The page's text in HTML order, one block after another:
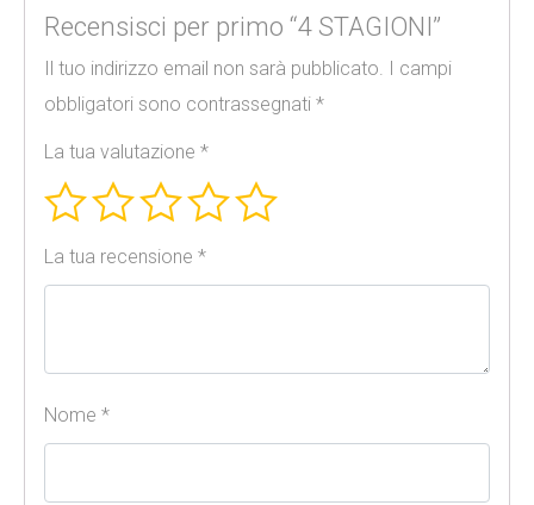
Recensisci per primo “4 STAGIONI”
Il tuo indirizzo email non sarà pubblicato.
I campi
obbligatori sono contrassegnati *
La tua valutazione *
La tua recensione *
Nome *